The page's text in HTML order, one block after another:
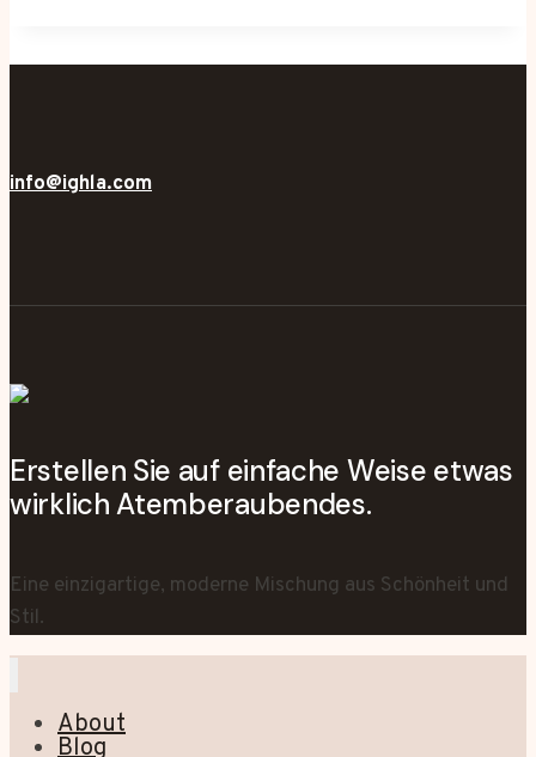
info@ighla.com
Erstellen Sie auf einfache Weise etwas
wirklich Atemberaubendes.
Eine einzigartige, moderne Mischung aus Schönheit und
Stil.
About
Blog